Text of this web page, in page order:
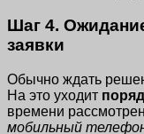
Шаг 4.
заявки
Обычно ждать
На это уходит
времени
мобильный